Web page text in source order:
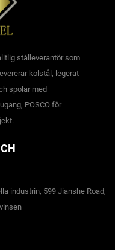
stålleverantör som
kolstål, legerat
spolar med
POSCO för
industrin, 599 Jianshe Road,